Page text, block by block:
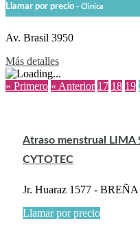
Llamar por precio - Clinica
Av. Brasil 3950
Más detalles
« Primero « Anterior 17 18 19
Atraso menstrual LIMA
CYTOTEC
Jr. Huaraz 1577 - BREÑA
Llamar por precio